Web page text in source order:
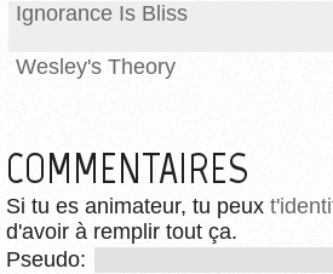
Ignorance Is Bliss
Wesley's Theory
COMMENTAIRES
Si tu es animateur, tu peux
d'avoir à remplir tout ça.
Pseudo: